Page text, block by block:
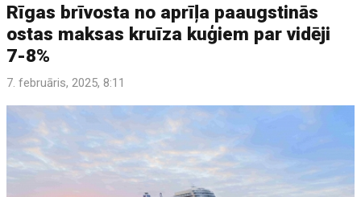
Rīgas brīvosta no aprīļa paaugstinās
ostas maksas kruīza kuģiem par vidēji
7-8%
7. februāris, 2025, 8:11